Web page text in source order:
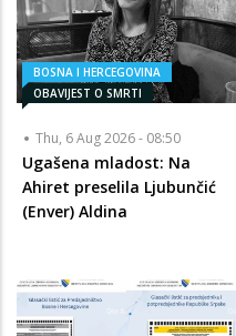
BOSNA I HERCEGOVINA
OBAVIJEST O SMRTI
Thu, 6 Aug 2026 - 08:50
Ugašena mladost: Na
Ahiret preselila Ljubunčić
(Enver) Aldina